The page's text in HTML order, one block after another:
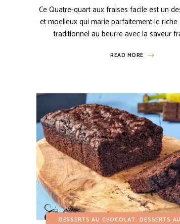
Ce Quatre-quart aux fraises facile est un
et moelleux qui marie parfaitement le
traditionnel au beurre avec la saveur
READ MORE
DESSERTS AU CHOCOLAT DESSERTS